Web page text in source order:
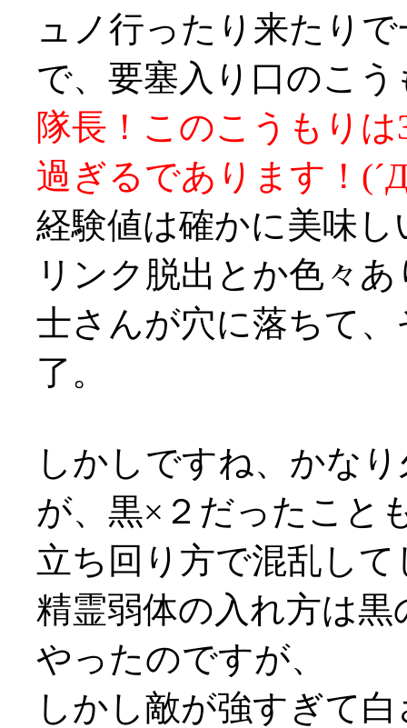
ュノ行ったり来たり
で、要塞入り口のこ
隊長！このこうもり
過ぎるであります！
経験値は確かに美味
リンク脱出とか色々
士さんが穴に落ちて
了。
しかしですね、かな
が、黒×２だったこと
立ち回り方で混乱し
精霊弱体の入れ方は
やったのですが、
しかし敵が強すぎて